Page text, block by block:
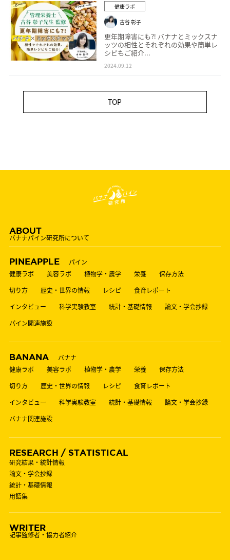
健康ラボ
古谷 彰子
更年期障害にも⁈ バナナとミックスナ
ッツの相性とそれぞれの効果や簡単レ
シピもご紹介...
2024.09.12
TOP
ABOUT
バナナパイン研究所について
PINEAPPLE
パイン
健康ラボ
美容ラボ 植物学・農学 栄養
保存方法
切り方
歴史・世界の情報 レシピ
食育レポート
インタビュー
科学実験教室 統計・基礎情報
論文・学会抄録
パイン関連施設
BANANA
バナナ
健康ラボ
美容ラボ 植物学・農学 栄養
保存方法
切り方
歴史・世界の情報 レシピ
食育レポート
インタビュー
科学実験教室 統計・基礎情報
論文・学会抄録
バナナ関連施設
RESEARCH / STATISTICAL
研究結果・統計情報
論文・学会抄録
統計・基礎情報
用語集
WRITER
記事監修者・協力者紹介